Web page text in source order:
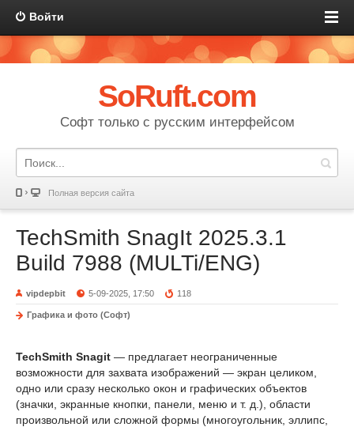
Войти
SoRuft.com
Софт только с русским интерфейсом
Полная версия сайта
TechSmith SnagIt 2025.3.1
Build 7988 (MULTi/ENG)
vipdepbit 5-09-2025, 17:50 118
Графика и фото (Софт)
TechSmith Snagit — предлагает неограниченные
возможности для захвата изображений — экран целиком,
одно или сразу несколько окон и графических объектов
(значки, экранные кнопки, панели, меню и т. д.), области
произвольной или сложной формы (многоугольник, эллипс,